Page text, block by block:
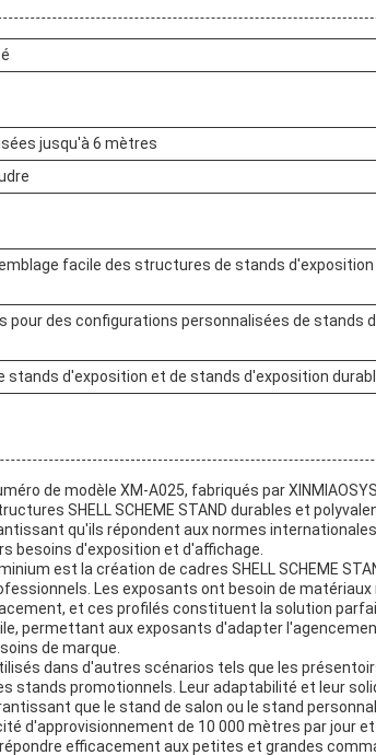
jusqu'à 6 mètres
facile des structures de stands
des configurations personnalisées de stands
stands d'exposition et de stands d'exposition
de modèle XM-A025, fabriqués par
SHELL SCHEME STAND durables et
qu'ils répondent aux normes
besoins d'exposition et d'affichage.
est la création de cadres SHELL SCHEME
Les exposants ont besoin de
et ces profilés constituent la solution
permettant aux exposants d'adapter
de marque.
dans d'autres scénarios tels que les
stands promotionnels. Leur adaptabilité et leur
que le stand de salon ou le stand
d'approvisionnement de 10 000 mètres par jour et
efficacement aux petites et grandes